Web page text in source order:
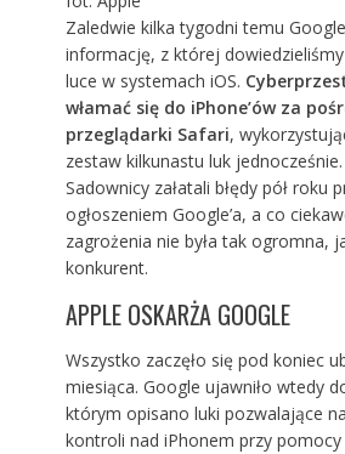
Zaledwie kilka tygodni temu
informację, z której
luce w systemach iOS.
włamać się do iPhone’ów za
przeglądarki Safari,
zestaw kilkunastu luk
Sadownicy załatali błędy pół roku
ogłoszeniem Google’a, a co
zagrożenia nie była tak ogromna,
konkurent.
APPLE OSKARŻA GOOGLE
Wszystko zaczęło się pod koniec
miesiąca. Google ujawniło wtedy
którym opisano luki pozwalające
kontroli nad iPhonem przy pomocy